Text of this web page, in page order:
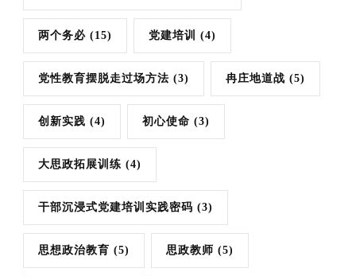
两个务必 (15) 党建培训 (4)
党性教育摆脱走过场方法 (3) 冉庄地道战 (5)
创新实践 (4) 初心使命 (3)
大思政拓展训练 (4)
干部沉浸式党建培训实践密码 (3)
思想政治教育 (5) 思政教师 (5)